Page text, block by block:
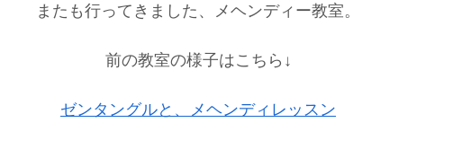
またも行ってきました、メヘンディー教室。
前の教室の様子はこちら↓
ゼンタングルと、メヘンディレッスン